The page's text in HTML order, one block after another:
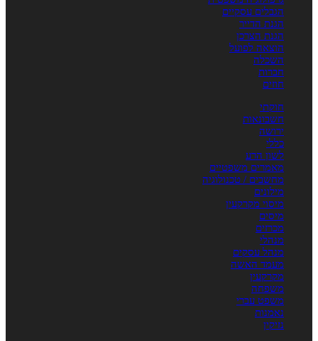
הגבלים עסקיים
הגנת הדייר
הגנת הצרכן
הוצאה לפועל
השכלה
חברות
חוזים
חוקתי
חשבונאות
ירושה
כללי
לשון הרע
מאמרים משפטיים
מחשבים / טכנולוגיה
מילונים
מיסוי מקרקעין
מיסים
מכרזים
מנהלי
מנהל עסקים
מעמד האשה
מקרקעין
משפחה
משפט עברי
נאמנות
נזיקין